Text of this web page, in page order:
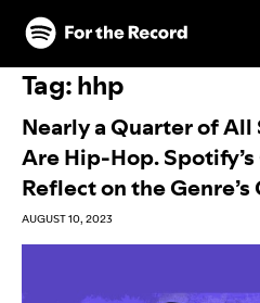
Skip to main content
Skip to footer
Tag:hhp
Nearly a Quarter of
Are Hip-Hop.
Reflect on the
AUGUST 10, 2023